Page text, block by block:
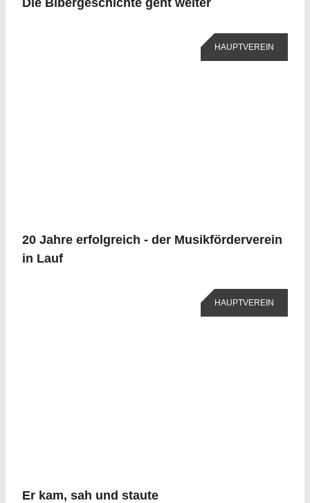
Die Bibergeschichte geht weiter
HAUPTVEREIN
20 Jahre erfolgreich - der Musikförderverein
in Lauf
HAUPTVEREIN
Er kam, sah und staute